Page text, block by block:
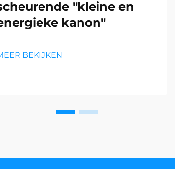
"kleine en
kanon"
BEKIJKEN